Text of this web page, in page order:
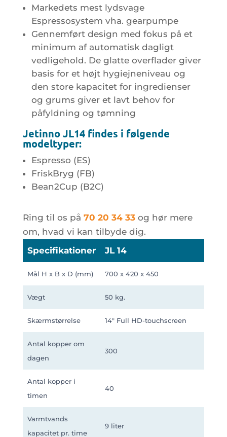
Markedets mest lydsvage
Espressosystem vha. gearpumpe
Gennemført design med fokus på et
minimum af automatisk dagligt
vedligehold. De glatte overflader giver
basis for et højt hygiejneniveau og
den store kapacitet for ingredienser
og grums giver et lavt behov for
påfyldning og tømning
Jetinno JL14 findes i følgende
modeltyper:
Espresso (ES)
FriskBryg (FB)
Bean2Cup (B2C)
Ring til os på 70 20 34 33og hør mere
om, hvad vi kan tilbyde dig.
Specifikationer
JL 14
Mål H x B x D (mm) 700 x 420 x 450
Vægt 50 kg.
Skærmstørrelse 14" Full HD-touchscreen
Antal kopper om
dagen
300
Antal kopper i
timen
40
Varmtvands
kapacitet pr. time
9 liter